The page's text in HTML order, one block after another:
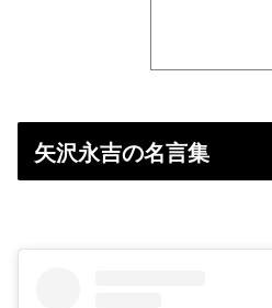
矢沢永吉の名言集